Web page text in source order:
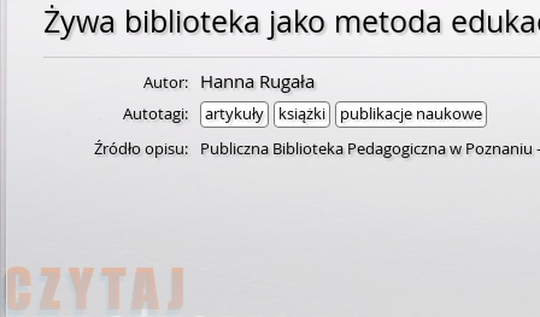
Żywa biblioteka jako metoda
Autor: Hanna Rugała
Autotagi: artykuły książki
publikacje naukowe
Źródło opisu:
Publiczna Biblioteka Pedagogiczna w Poznaniu